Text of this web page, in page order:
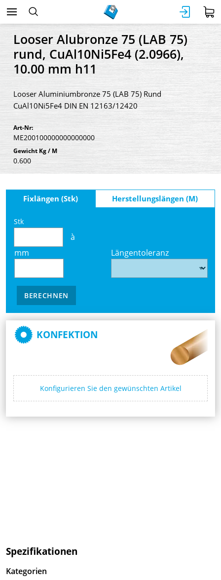
Looser Alubronze 75 (LAB 75)
rund, CuAl10Ni5Fe4 (2.0966),
10.00 mm h11
Looser Aluminiumbronze 75 (LAB 75) Rund
CuAl10Ni5Fe4 DIN EN 12163/12420
Art-Nr:
ME200100000000000000
Gewicht Kg / M
0.600
Fixlängen (Stk) Herstellungslängen (M)
Stk
à
mm
Längentoleranz
BERECHNEN
KONFEKTION
Konfigurieren Sie den gewünschten Artikel
Spezifikationen
Kategorien